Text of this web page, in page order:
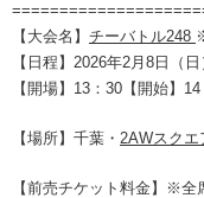
【大会名】 チーバトル248
【日程】2026年2月8日（日
【開場】13：30【開始】
【場所】千葉・ 2AWスクエ
【前売チケット料金】※全